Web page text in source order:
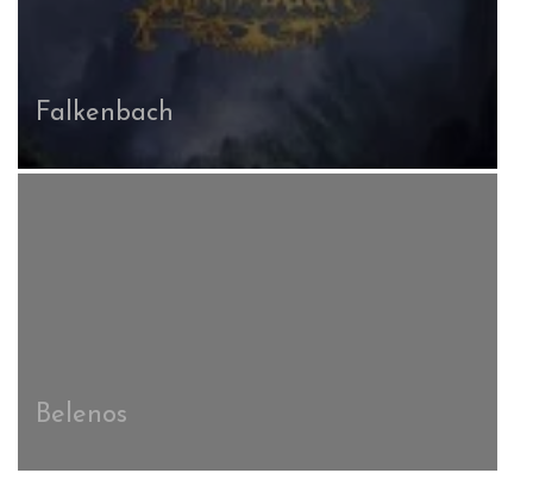
Falkenbach
Belenos